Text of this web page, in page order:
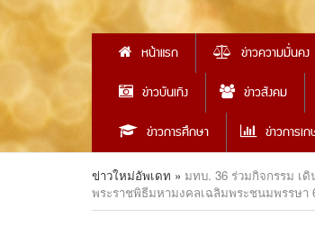
หน้าแรก ข่าวความมั่นคง
ข่าวบันเทิง
ข่าวสังคม
ข่าวการศึกษา
ข่าวการเ
ข่าวใหม่อัพเดท » มทบ. 36 ร่วมกิจกรรม เ
พระราชพิธีมหามงคลเฉลิมพระชนมพรรษา